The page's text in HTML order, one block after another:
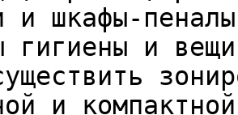
и шкафы-
гигиены и
и